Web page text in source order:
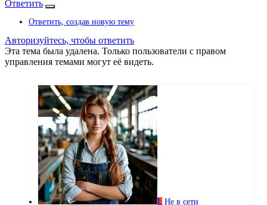
Ответить
Ответить, создав новую тему
Авторизуйтесь, чтобы ответить
Эта тема была удалена. Только пользователи с правом
управления темами могут её видеть.
L Не в сети